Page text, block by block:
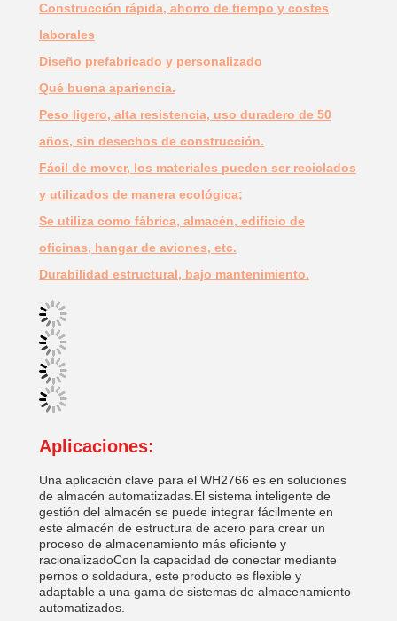
Construcción rápida, ahorro de tiempo y costes
laborales
Diseño prefabricado y personalizado
Qué buena apariencia.
Peso ligero, alta resistencia, uso duradero de 50
años, sin desechos de construcción.
Fácil de mover, los materiales pueden ser reciclados
y utilizados de manera ecológica;
Se utiliza como fábrica, almacén, edificio de
oficinas, hangar de aviones, etc.
Durabilidad estructural, bajo mantenimiento.
Aplicaciones:
Una aplicación clave para el WH2766 es en soluciones
de almacén automatizadas.El sistema inteligente de
gestión del almacén se puede integrar fácilmente en
este almacén de estructura de acero para crear un
proceso de almacenamiento más eficiente y
racionalizadoCon la capacidad de conectar mediante
pernos o soldadura, este producto es flexible y
adaptable a una gama de sistemas de almacenamiento
automatizados.